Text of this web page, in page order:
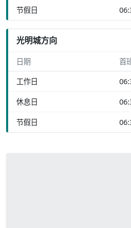
节假日
光明城方向
日期 首
工作日
休息日
节假日